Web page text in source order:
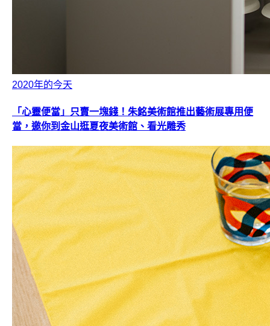
2020年的今天
「心靈便當」只賣一塊錢！朱銘美術館推出藝術展專用便
當，邀你到金山逛夏夜美術館、看光雕秀